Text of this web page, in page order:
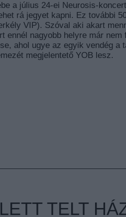
a július 24-ei Neurosis-
rá jegyet kapni. Ez további
VIP). Szóval aki akart
ennél nagyobb helyre már nem
ahol ugye az egyik vendég a
megjelentető YOB lesz.
TELT